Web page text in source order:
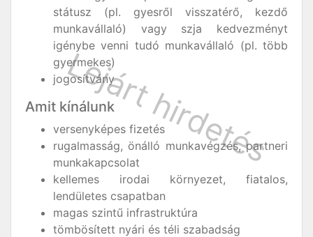
státusz (pl. gyesről visszatérő, kezdő
munkavállaló) vagy szja kedvezményt
igénybe venni tudó munkavállaló (pl. több
gyermekes)
jogosítvány
Amit kínálunk
versenyképes fizetés
rugalmasság, önálló munkavégzés, partneri
munkakapcsolat
kellemes irodai környezet, fiatalos,
lendületes csapatban
magas szintű infrastruktúra
tömbösített nyári és téli szabadság